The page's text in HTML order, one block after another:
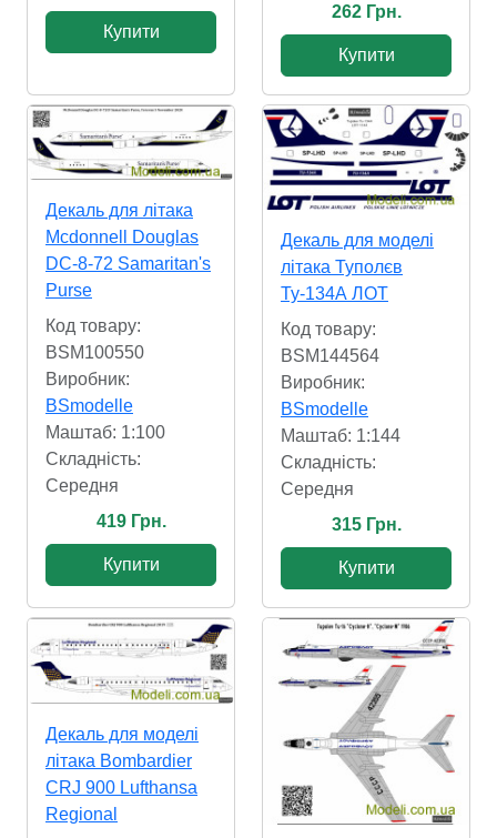
Купити
262 Грн.
Купити
Декаль для літака
Mcdonnell Douglas
DC-8-72 Samaritan's
Purse
Код товару:
BSM100550
Виробник:
BSmodelle
Маштаб: 1:100
Складність:
Cередня
419 Грн.
Купити
Декаль для моделі
літака Туполєв
Ту-134А ЛОТ
Код товару:
BSM144564
Виробник:
BSmodelle
Маштаб: 1:144
Складність:
Cередня
315 Грн.
Купити
Декаль для моделі
літака Bombardier
CRJ 900 Lufthansa
Regional